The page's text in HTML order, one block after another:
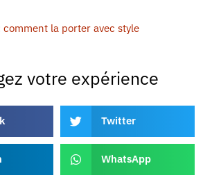
comment la porter avec style
votre expérience
Twitter
WhatsApp